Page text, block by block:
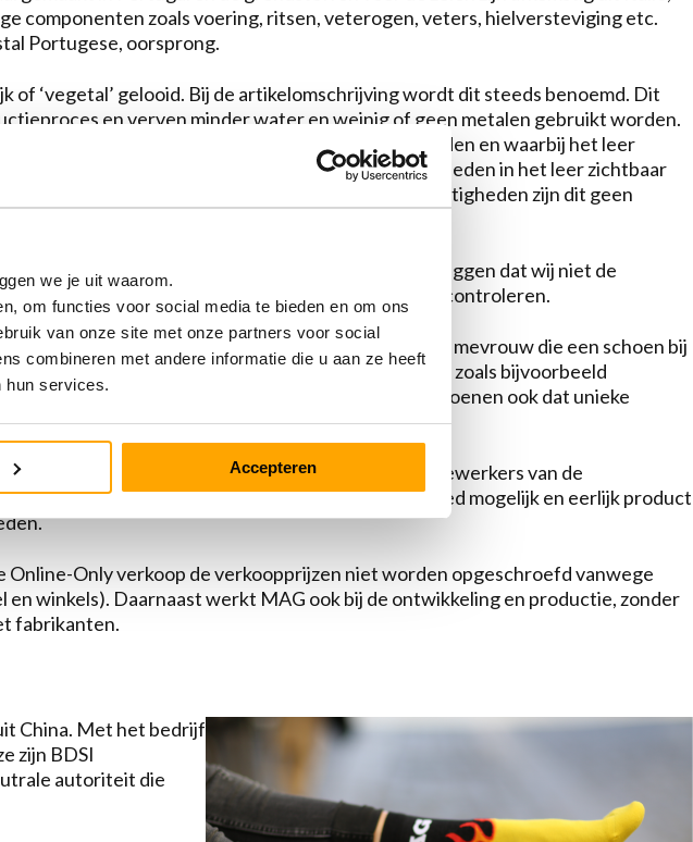
we je uit waarom.
om functies voor social media te bieden en om ons
van onze site met onze partners voor social
combineren met andere informatie die u aan ze heeft
hun services.
Accepteren
componenten zoals voering, ritsen, veterogen, veters, hielversteviging etc.
Portugese, oorsprong.
of ‘vegetal’ gelooid. Bij de artikelomschrijving wordt dit steeds benoemd. Dit
en verven minder water en weinig of geen metalen gebruikt worden.
waarbij minder water en geen metalen gebruikt worden en waarbij het leer
afbreekbaar is. Gevolg kan zijn dat kleine oneffenheden in het leer zichtbaar
Wij zijn van mening dat zolang dit kleine onregelmatigheden zijn dit geen
herkomst van alle componenten, moeten we eerlijk zeggen dat wij niet de
om dit van alle componenten ook daadwerkelijk te controleren.
echt handgemaakt. Dus niet alleen een meneer of mevrouw die een schoen bij
werkzaamheden met een ambachtelijk karakter zoals bijvoorbeeld
leer. De ambachtelijke maakwijze geeft MAG schoenen ook dat unieke
van massaproductie.
productie en een eerlijke beloning voor de medewerkers van de
een prijskaartje. Het is ons streven om een zo goed mogelijk en eerlijk product
Online-Only verkoop de verkoopprijzen niet worden opgeschroefd vanwege
en winkels). Daarnaast werkt MAG ook bij de ontwikkeling en productie, zonder
fabrikanten.
China. Met het bedrijf
zijn BDSI
autoriteit die